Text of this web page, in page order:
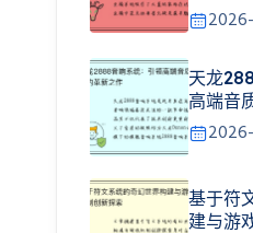
天龙
高端音
基于符
建与游